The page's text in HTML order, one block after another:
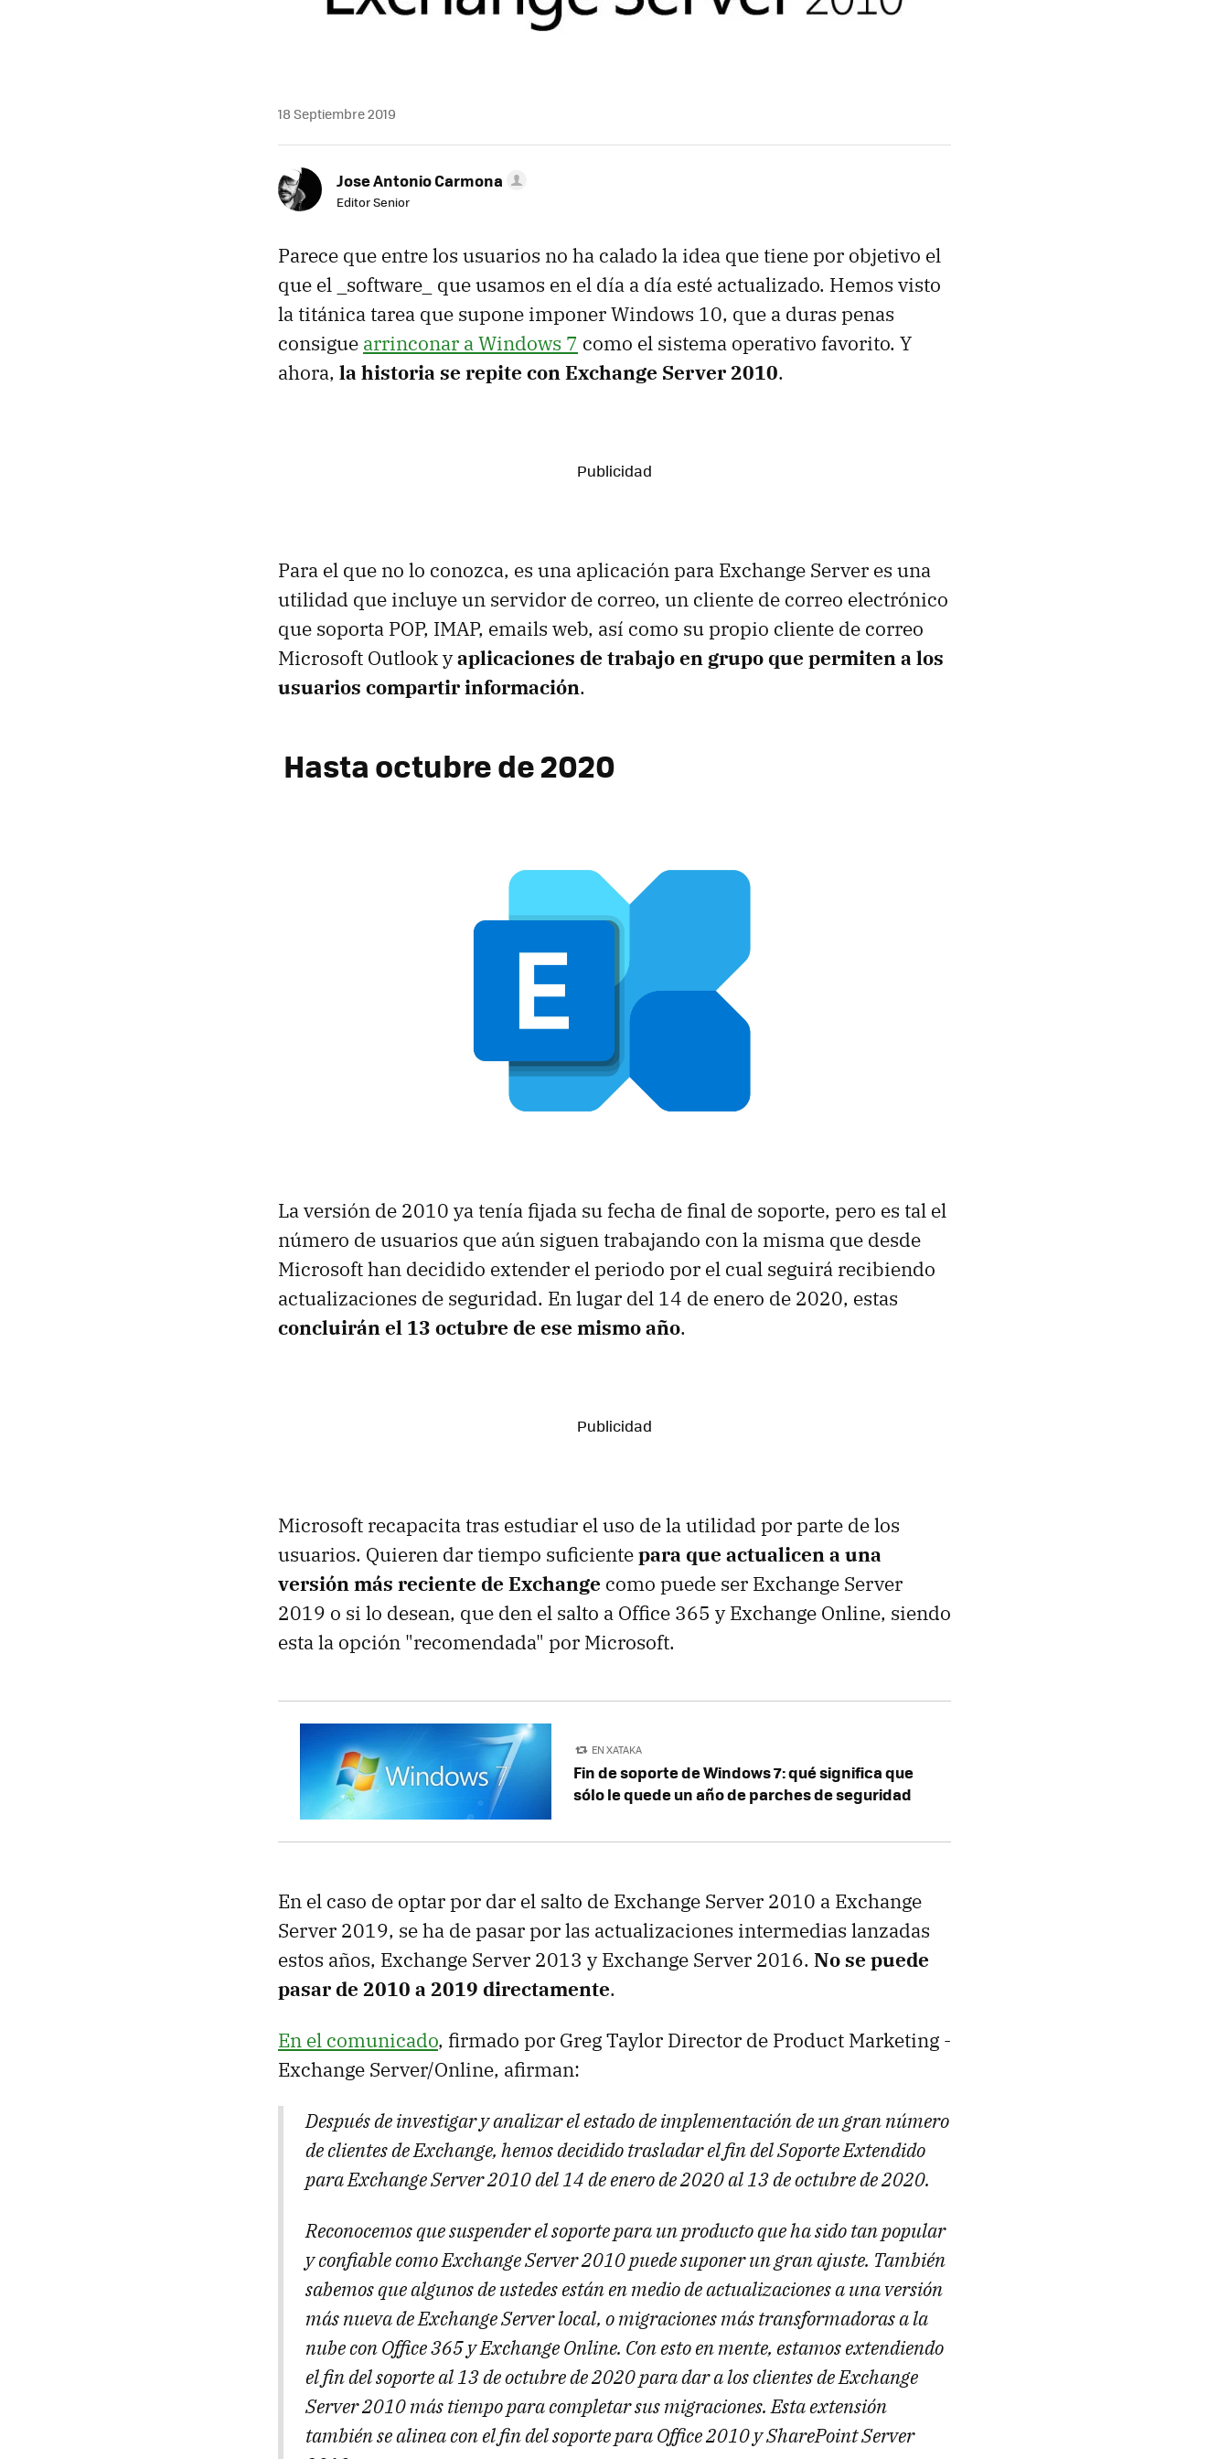
18 Septiembre 2019
Jose Antonio Carmona
Editor Senior
Parece que entre los usuarios no ha calado la idea que tiene por objetivo el
que el _software_ que usamos en el día a día esté actualizado. Hemos visto
la titánica tarea que supone imponer Windows 10, que a duras penas
consigue arrinconar a Windows 7 como el sistema operativo favorito. Y
ahora, la historia se repite con Exchange Server 2010.
Para el que no lo conozca, es una aplicación para Exchange Server es una
utilidad que incluye un servidor de correo, un cliente de correo electrónico
que soporta POP, IMAP, emails web, así como su propio cliente de correo
Microsoft Outlook yaplicaciones de trabajo en grupo que permiten a los
usuarios compartir información.
Hasta octubre de 2020
La versión de 2010 ya tenía fijada su fecha de final de soporte, pero es tal el
número de usuarios que aún siguen trabajando con la misma que desde
Microsoft han decidido extender el periodo por el cual seguirá recibiendo
actualizaciones de seguridad. En lugar del 14 de enero de 2020, estas
concluirán el 13 octubre de ese mismo año.
Microsoft recapacita tras estudiar el uso de la utilidad por parte de los
usuarios. Quieren dar tiempo suficientepara que actualicen a una
versión más reciente de Exchange como puede ser Exchange Server
2019 o si lo desean, que den el salto a Office 365 y Exchange Online, siendo
esta la opción "recomendada" por Microsoft.
EN XATAKA
Fin de soporte de Windows 7: qué significa que
sólo le quede un año de parches de seguridad
En el caso de optar por dar el salto de Exchange Server 2010 a Exchange
Server 2019, se ha de pasar por las actualizaciones intermedias lanzadas
estos años, Exchange Server 2013 y Exchange Server 2016. No se puede
pasar de 2010 a 2019 directamente.
En el comunicado, firmado por Greg Taylor Director de Product Marketing -
Exchange Server/Online, afirman:
Después de investigar y analizar el estado de implementación de un gran número
de clientes de Exchange, hemos decidido trasladar el fin del Soporte Extendido
para Exchange Server 2010 del 14 de enero de 2020 al 13 de octubre de 2020.
Reconocemos que suspender el soporte para un producto que ha sido tan popular
y confiable como Exchange Server 2010 puede suponer un gran ajuste. También
sabemos que algunos de ustedes están en medio de actualizaciones a una versión
más nueva de Exchange Server local, o migraciones más transformadoras a la
nube con Office 365 y Exchange Online. Con esto en mente, estamos extendiendo
el fin del soporte al 13 de octubre de 2020 para dar a los clientes de Exchange
Server 2010 más tiempo para completar sus migraciones. Esta extensión
también se alinea con el fin del soporte para Office 2010 y SharePoint Server